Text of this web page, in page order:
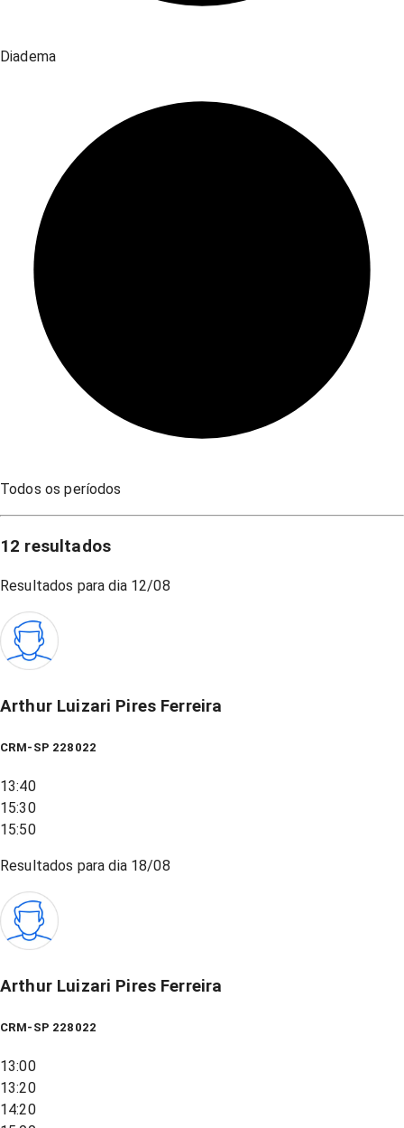
Diadema
Todos os períodos
12 resultados
Resultados para dia 12/08
Arthur Luizari Pires Ferreira
CRM-SP 228022
13:40
15:30
15:50
Resultados para dia 18/08
Arthur Luizari Pires Ferreira
CRM-SP 228022
13:00
13:20
14:20